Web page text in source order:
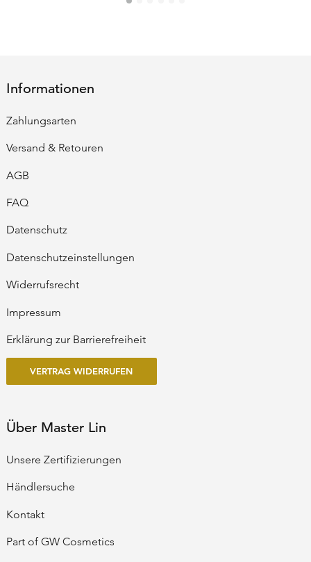
Informationen
Zahlungsarten
Versand & Retouren
AGB
FAQ
Datenschutz
Datenschutzeinstellungen
Widerrufsrecht
Impressum
Erklärung zur Barrierefreiheit
VERTRAG WIDERRUFEN
Über Master Lin
Unsere Zertifizierungen
Händlersuche
Kontakt
Part of GW Cosmetics